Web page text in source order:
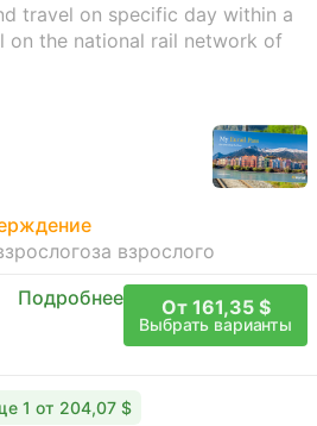
travel on specific day within a
on the national rail network of
за взрослого
Подробнее От 161,35 $
Выбрать варианты
1 от 204,07 $